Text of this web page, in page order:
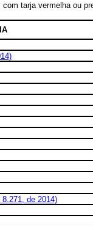
tarja vermelha ou
de 2014)